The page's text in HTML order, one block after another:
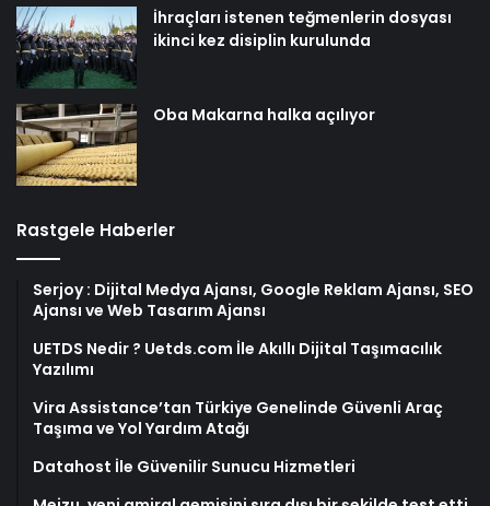
İhraçları istenen teğmenlerin dosyası
ikinci kez disiplin kurulunda
Oba Makarna halka açılıyor
Rastgele Haberler
Serjoy : Dijital Medya Ajansı, Google Reklam Ajansı, SEO
Ajansı ve Web Tasarım Ajansı
UETDS Nedir ? Uetds.com İle Akıllı Dijital Taşımacılık
Yazılımı
Vira Assistance’tan Türkiye Genelinde Güvenli Araç
Taşıma ve Yol Yardım Atağı
Datahost İle Güvenilir Sunucu Hizmetleri